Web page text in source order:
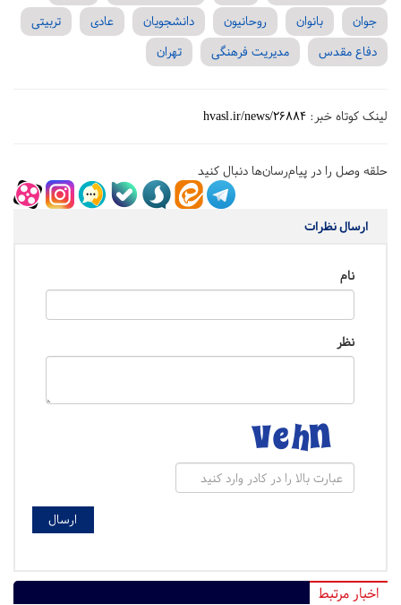
جوان
بانوان روحانیون دانشجویان عادی
تربیتی
دفاع مقدس
مدیریت فرهنگی تهران
لینک کوتاه خبر: hvasl.ir/news/26884
حلقه وصل را در پیام‌رسان‌ها دنبال کنید
ارسال نظرات
نام
نظر
اخبار مرتبط